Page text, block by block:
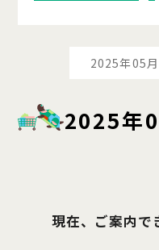
2025年05月
2025年
現在、ご案内で